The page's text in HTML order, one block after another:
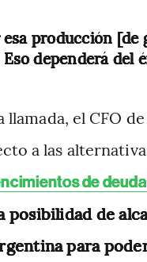
producción [de
dependerá del
llamada, el CFO
a las
de
posibilidad de
para